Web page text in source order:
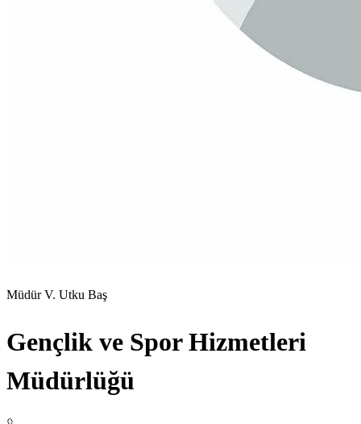
Müdür V. Utku Baş
Gençlik ve Spor Hizmetleri
Müdürlüğü